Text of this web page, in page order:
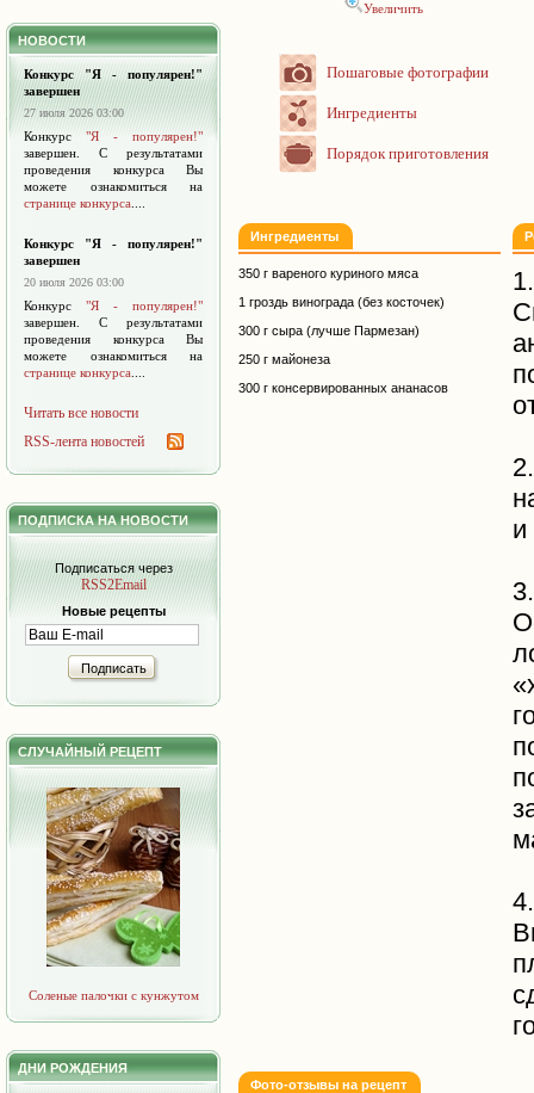
НОВОСТИ
Конкурс "Я - популярен!"
завершен
27 июля 2026 03:00
Конкурс "Я - популярен!"
завершен. С результатами
проведения конкурса Вы
можете ознакомиться на
странице конкурса
Конкурс "Я - популярен!"
завершен
20 июля 2026 03:00
Конкурс "Я - популярен!"
завершен. С результатами
проведения конкурса Вы
можете ознакомиться на
странице конкурса
Читать все новости
RSS-лента новостей
ПОДПИСКА НА НОВОСТИ
Подписаться через
RSS2Email
Новые рецепты
Подписать
СЛУЧАЙНЫЙ РЕЦЕПТ
Соленые палочки с кунжутом
ДНИ РОЖДЕНИЯ
Увеличить
Пошаговые фотографии
Ингредиенты
Порядок приготовления
Ингредиенты
350 г вареного куриного мяса
1 гроздь винограда (без косточек)
300 г сыра (лучше Пармезан)
250 г майонеза
300 г консервированных ананасов
и
Фото-отзывы на рецепт